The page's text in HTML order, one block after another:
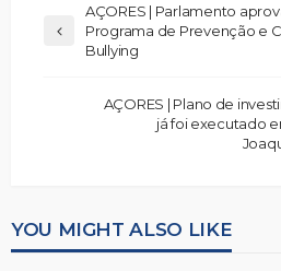
AÇORES | Parlamento
Programa de Prevenção e
Bullying
AÇORES | Plano de
já foi executado
YOU MIGHT ALSO LIKE